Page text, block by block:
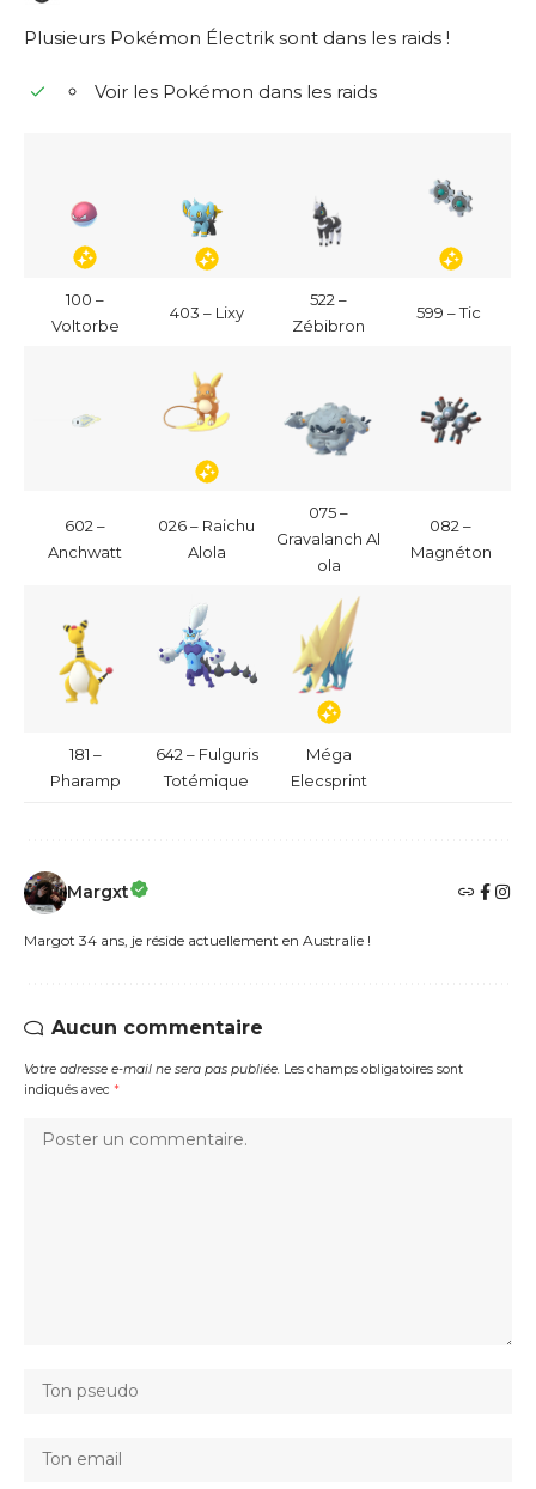
Plusieurs Pokémon Électrik sont dans les raids !
Voir les Pokémon dans les raids
100 –
Voltorbe
403 – Lixy
522 –
Zébibron
599 – Tic
602 –
Anchwatt
026 – Raichu
Alola
075 –
Gravalanch Al
ola
082 –
Magnéton
181 –
Pharamp
642 – Fulguris
Totémique
Méga
Elecsprint
Margxt
Margot 34 ans, je réside actuellement en Australie !
Aucun commentaire
Votre adresse e-mail ne sera pas publiée. Les champs obligatoires sont
indiqués avec *